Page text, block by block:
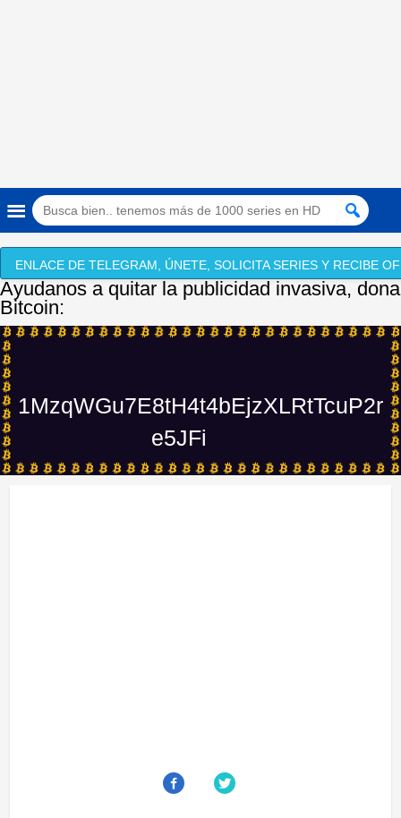
ENLACE DE TELEGRAM, ÚNETE, SOLICITA SERIES Y RECIBE
Ayudanos a quitar la publicidad invasiva, dona
Bitcoin:
1MzqWGu7E8tH4t4bEjzXLRtTcuP2r
e5JFi